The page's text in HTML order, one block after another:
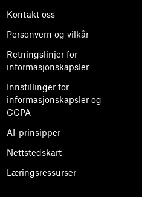
Kontakt oss
Personvern og vilkår
Retningslinjer for
informasjonskapsler
Innstillinger for
informasjonskapsler og
CCPA
AI-prinsipper
Nettstedskart
Læringsressurser